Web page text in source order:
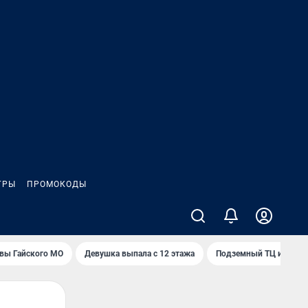
ПРОМОКОДЫ
Гайского МО Девушка выпала с 12 этажа Подземный ТЦ и 45-